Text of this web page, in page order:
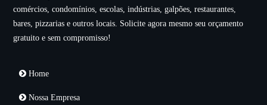
comércios, condomínios, escolas, indústrias, galpões, restaurantes,
bares, pizzarias e outros locais. Solicite agora mesmo seu orçamento
gratuito e sem compromisso!
Home
Nossa Empresa